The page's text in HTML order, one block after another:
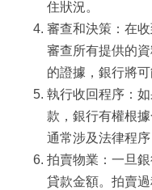
住狀況。
審查和決策：在
審查所有提供的
的證據，銀行將
執行收回程序：
款，銀行有權根
通常涉及法律程
拍賣物業：一旦
貸款金額。拍賣